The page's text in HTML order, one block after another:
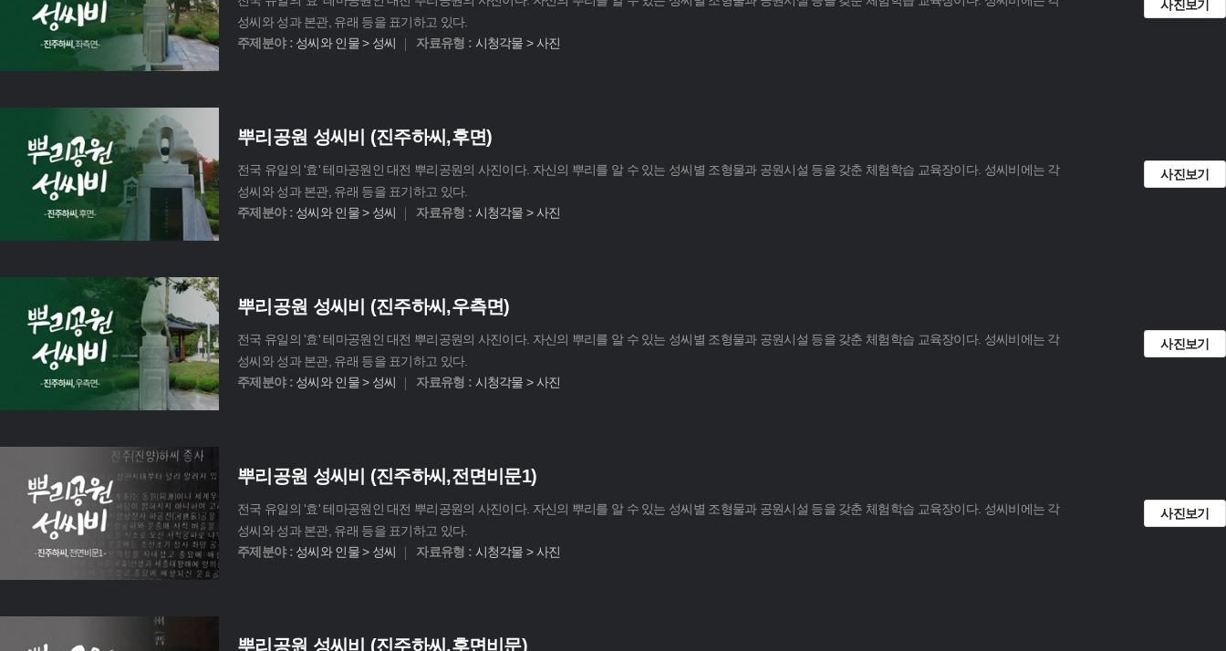
성씨와 성과 본관, 유래 등을 표기하고 있다.
주제분야 :성씨와 인물 > 성씨 자료유형 : 시청각물 > 사진
사진보기
뿌리공원 성씨비 (진주하씨,후면)
전국 유일의 '효' 테마공원인 대전 뿌리공원의 사진이다. 자신의 뿌리를 알 수 있는 성씨별 조형물과 공원시설 등을 갖춘 체험학습 교육장이다. 성씨비에는 각
성씨와 성과 본관, 유래 등을 표기하고 있다.
주제분야 :성씨와 인물 > 성씨 자료유형 : 시청각물 > 사진
사진보기
뿌리공원 성씨비 (진주하씨,우측면)
전국 유일의 '효' 테마공원인 대전 뿌리공원의 사진이다. 자신의 뿌리를 알 수 있는 성씨별 조형물과 공원시설 등을 갖춘 체험학습 교육장이다. 성씨비에는 각
성씨와 성과 본관, 유래 등을 표기하고 있다.
주제분야 :성씨와 인물 > 성씨 자료유형 : 시청각물 > 사진
사진보기
뿌리공원 성씨비 (진주하씨,전면비문1)
전국 유일의 '효' 테마공원인 대전 뿌리공원의 사진이다. 자신의 뿌리를 알 수 있는 성씨별 조형물과 공원시설 등을 갖춘 체험학습 교육장이다. 성씨비에는 각
성씨와 성과 본관, 유래 등을 표기하고 있다.
주제분야 :성씨와 인물 > 성씨 자료유형 : 시청각물 > 사진
사진보기
뿌리공원 성씨비 (진주하씨,후면비문)